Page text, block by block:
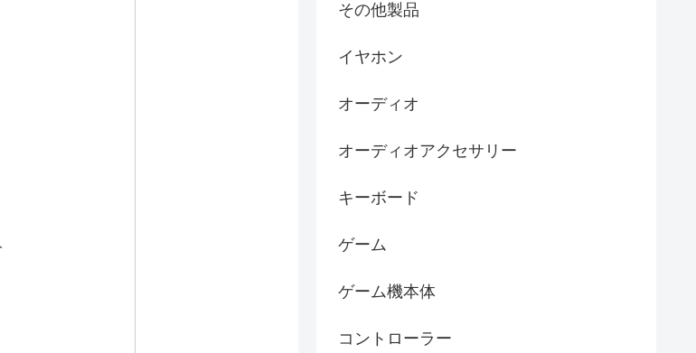
その他製品
イヤホン
オーディオ
オーディオアクセサリー
キーボード
ゲーム
ゲーム機本体
コントローラー